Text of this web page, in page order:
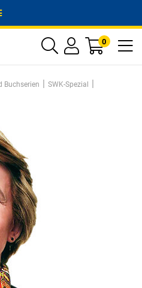
0
Buchserien | SWK-Spezial |